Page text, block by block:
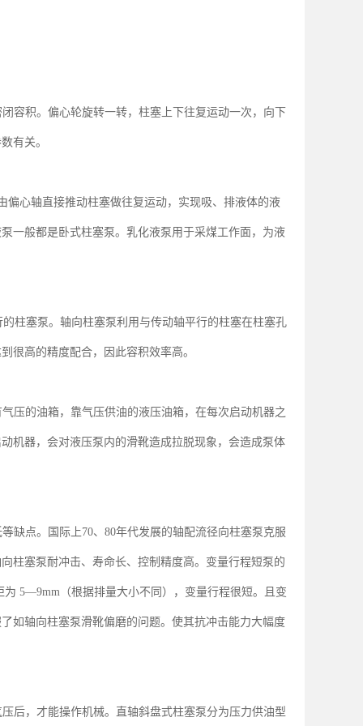
容积。偏心轮旋转一转，柱塞上下往复运动一次，向下
有关。
偏心轴直接推动柱塞做往复运动，实现吸、排液体的液
一般都是卧式柱塞泵。乳化液泵用于采煤工作面，为液
柱塞泵。轴向柱塞泵利用与传动轴平行的柱塞在柱塞孔
很高的精度配合，因此容积效率高。
压的油箱，靠气压供油的液压油箱，在每次启动机器之
机器，会对液压泵内的滑靴造成拉脱现象，会造成泵体
缺点。国际上70、 80年代发展的轴配流径向柱塞泵克服
柱塞泵耐冲击、寿命长、控制精度高。变量行程短泵的
为 5—9mm （根据排量大小不同），变量行程很短。且变
如轴向柱塞泵滑靴偏磨的问题。使其抗冲击能力大幅度
后，才能操作机械。直轴斜盘式柱塞泵分为压力供油型